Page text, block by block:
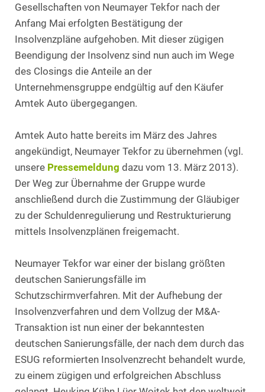
Gesellschaften von Neumayer Tekfor nach der
Anfang Mai erfolgten Bestätigung der
Insolvenzpläne aufgehoben. Mit dieser zügigen
Beendigung der Insolvenz sind nun auch im Wege
des Closings die Anteile an der
Unternehmensgruppe endgültig auf den Käufer
Amtek Auto übergegangen.
Amtek Auto hatte bereits im März des Jahres
angekündigt, Neumayer Tekfor zu übernehmen (vgl.
unsere Pressemeldung dazu vom 13. März 2013).
Der Weg zur Übernahme der Gruppe wurde
anschließend durch die Zustimmung der Gläubiger
zu der Schuldenregulierung und Restrukturierung
mittels Insolvenzplänen freigemacht.
Neumayer Tekfor war einer der bislang größten
deutschen Sanierungsfälle im
Schutzschirmverfahren. Mit der Aufhebung der
Insolvenzverfahren und dem Vollzug der M&A-
Transaktion ist nun einer der bekanntesten
deutschen Sanierungsfälle, der nach dem durch das
ESUG reformierten Insolvenzrecht behandelt wurde,
zu einem zügigen und erfolgreichen Abschluss